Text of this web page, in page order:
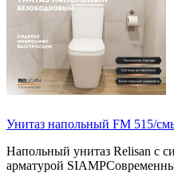
Унитаз напольный FM 515/
Напольный унитаз Relisan с
арматурой